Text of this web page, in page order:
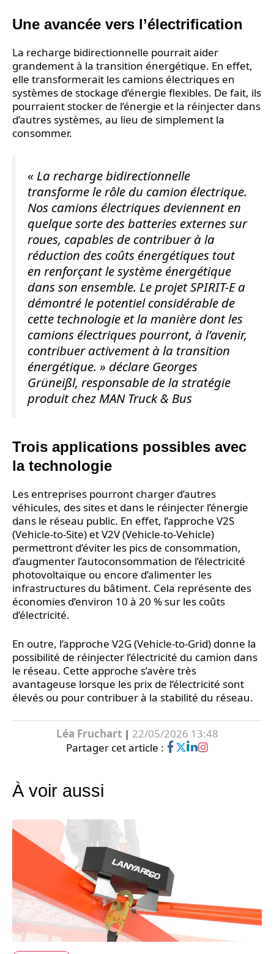
Une avancée vers l’électrification
La recharge bidirectionnelle pourrait aider
grandement à la transition énergétique. En effet,
elle transformerait les camions électriques en
systèmes de stockage d’énergie flexibles. De fait, ils
pourraient stocker de l’énergie et la réinjecter dans
d’autres systèmes, au lieu de simplement la
consommer.
« La recharge bidirectionnelle
transforme le rôle du camion électrique.
Nos camions électriques deviennent en
quelque sorte des batteries externes sur
roues, capables de contribuer à la
réduction des coûts énergétiques tout
en renforçant le système énergétique
dans son ensemble. Le projet SPIRIT-E a
démontré le potentiel considérable de
cette technologie et la manière dont les
camions électriques pourront, à l’avenir,
contribuer activement à la transition
énergétique. » déclare Georges
Grüneißl, responsable de la stratégie
produit chez MAN Truck & Bus
Trois applications possibles avec
la technologie
Les entreprises pourront charger d’autres
véhicules, des sites et dans le réinjecter l’énergie
dans le réseau public. En effet, l’approche V2S
(Vehicle-to-Site) et V2V (Vehicle-to-Vehicle)
permettront d’éviter les pics de consommation,
d’augmenter l’autoconsommation de l’électricité
photovoltaïque ou encore d’alimenter les
infrastructures du bâtiment. Cela représente des
économies d’environ 10 à 20 % sur les coûts
d’électricité.
En outre, l’approche V2G (Vehicle-to-Grid) donne la
possibilité de réinjecter l’électricité du camion dans
le réseau. Cette approche s’avère très
avantageuse lorsque les prix de l’électricité sont
élevés ou pour contribuer à la stabilité du réseau.
Léa Fruchart| 22/05/2026 13:48
Partager cet article :
À voir aussi